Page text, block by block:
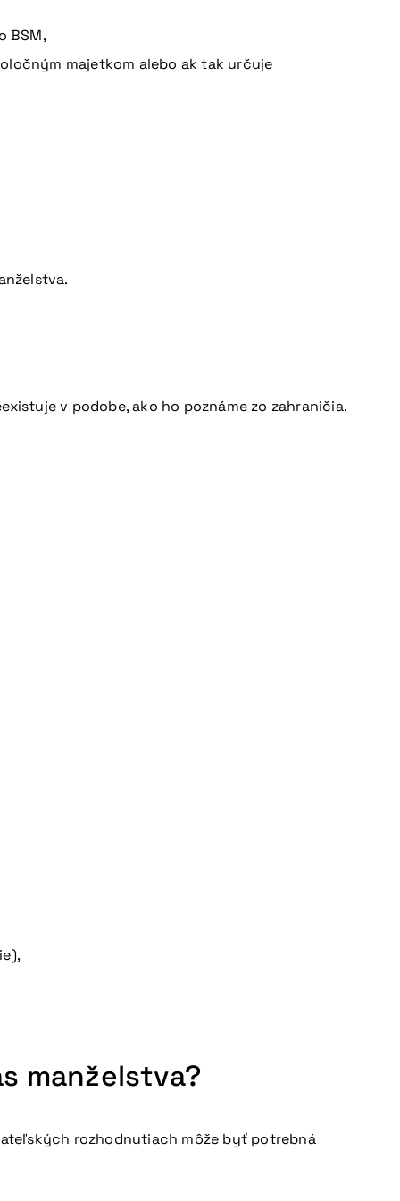
BSM,
majetkom alebo ak tak určuje
v podobe, ako ho poznáme zo zahraničia.
manželstva?
rozhodnutiach môže byť potrebná